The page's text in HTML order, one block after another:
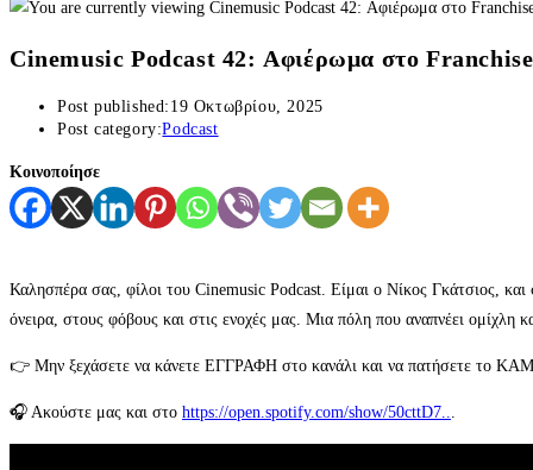
Cinemusic Podcast 42: Αφιέρωμα στο
Post published: 19 Οκτωβρίου, 2025
Post category:Podcast
Κοινοποίησε
Καλησπέρα σας, φίλοι του Cinemusic Podcast. Είμαι ο Νίκος Γκάτσιος,
όνειρα, στους φόβους και στις ενοχές μας. Μια πόλη που αναπνέει
👉 Μην ξεχάσετε να κάνετε ΕΓΓΡΑΦΗ στο κανάλι και να πατήσετε το
🎧 Ακούστε μας και στο https://open.spotify.com/show/50cttD7..